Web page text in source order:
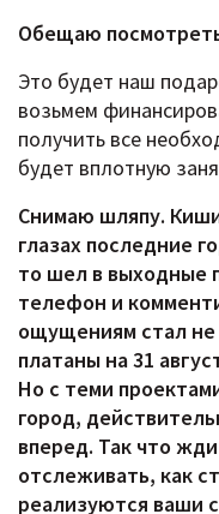
Обещаю
Это будет наш
возьмем
получить все
будет вплотную
Снимаю шляпу.
глазах последние
то шел в выходные
телефон и
ощущениям стал
платаны на 31
Но с теми
город,
вперед. Так что
отслеживать, как
реализуются ваши